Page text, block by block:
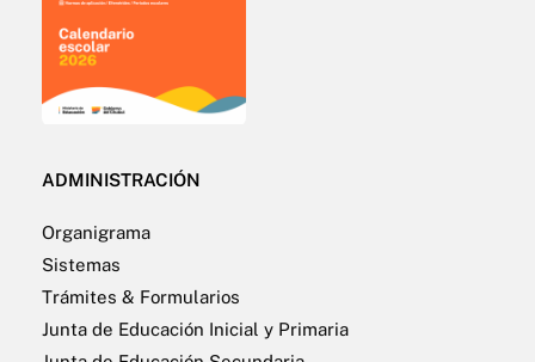
ADMINISTRACIÓN
Organigrama
Sistemas
Trámites & Formularios
Junta de Educación Inicial y Primaria